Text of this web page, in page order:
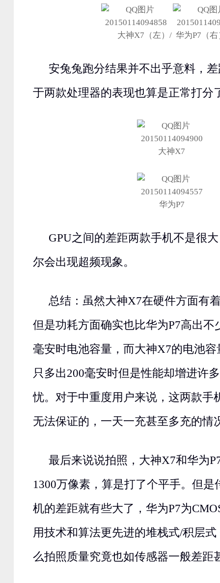
大神X7（左）/ 华为P7（右
安兔兔跑分结果并不出乎意料，
于两款处理器的表现也算是正常打分
大神X7
华为P7
GPU之间的差距两款手机不是很
尔会出现超频现象。
总结：虽然大神X7在硬件方面有
但是功耗方面确实也比华为P7高出不
毫安时电池容量，而大神X7的电池容
只多出200毫安时但是性能却增进许
忧。对于中重度用户来说，这两款手
无法保证的，一天一充甚至多充的情
最后来说说拍照，大神X7和华为
1300万像素，算是打了个平手。但是
机的差距就有些大了，华为P7为
用技术和算法更先进的堆栈式/积层式
么拍照质量究竟也如传感器一般差距